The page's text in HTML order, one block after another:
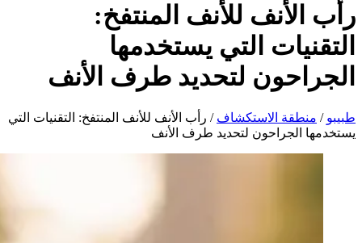
رأب الأنف للأنف المنتفخ:
التقنيات التي يستخدمها
الجراحون لتحديد طرف الأنف
طبیبو / منطقة الاستكشاف / رأب الأنف للأنف المنتفخ: التقنيات التي
يستخدمها الجراحون لتحديد طرف الأنف